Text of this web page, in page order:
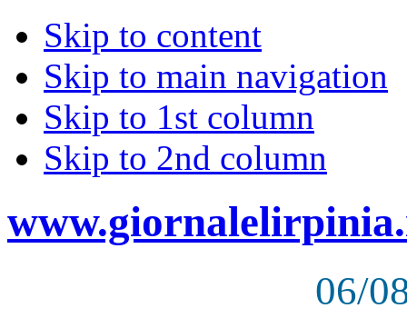
Skip to content
Skip to main navigation
Skip to 1st column
Skip to 2nd column
06/